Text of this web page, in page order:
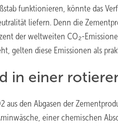
funktionieren, könnte das
liefern. Denn die
der weltweiten CO₂-
gelten diese Emissionen als
in einer
aus den Abgasen der
einer chemischen